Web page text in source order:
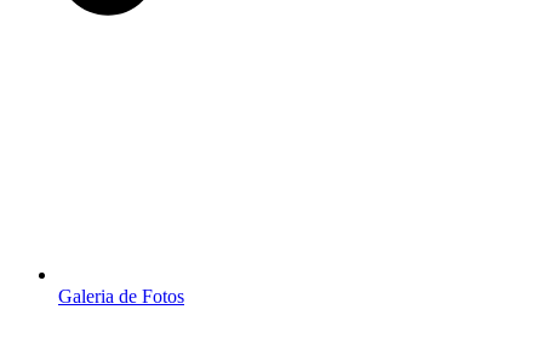
Galeria de Fotos